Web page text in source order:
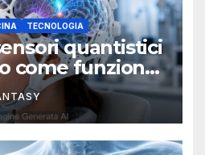
TECNOLOGIA
quantistici
come funziona